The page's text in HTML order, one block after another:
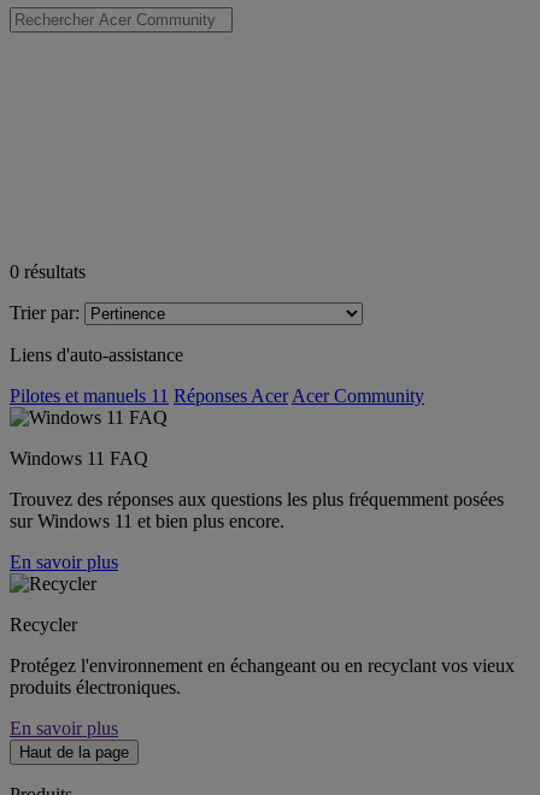
0 résultats
Trier par:
Liens d'auto-assistance
Pilotes et manuels 11 Réponses Acer Acer Community
Windows 11 FAQ
Trouvez des réponses aux questions les plus fréquemment posées
sur Windows 11 et bien plus encore.
En savoir plus
Recycler
Protégez l'environnement en échangeant ou en recyclant vos vieux
produits électroniques.
En savoir plus
Haut de la page